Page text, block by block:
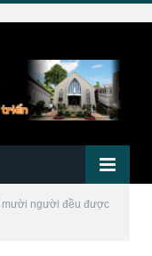
mười người đều được